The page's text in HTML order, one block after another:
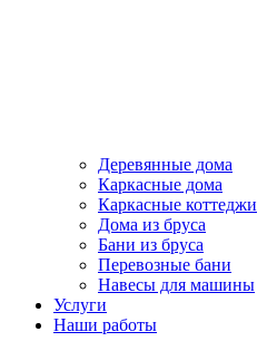
Деревянные дома
Каркасные дома
Каркасные коттеджи
Дома из бруса
Бани из бруса
Перевозные бани
Навесы для машины
Услуги
Наши работы